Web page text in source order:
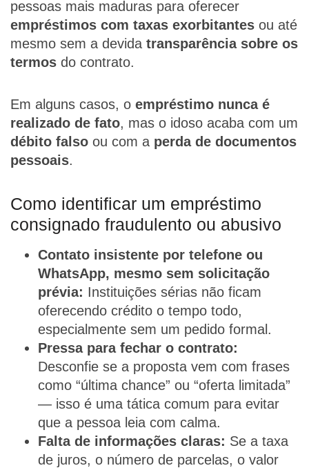
pessoas mais maduras para oferecer
empréstimos com taxas exorbitantes ou até
mesmo sem a devida transparência sobre os
termos do contrato.
Em alguns casos, o empréstimo nunca é
realizado de fato, mas o idoso acaba com um
débito falso ou com a perda de documentos
pessoais.
Como identificar um empréstimo
consignado fraudulento ou abusivo
Contato insistente por telefone ou
WhatsApp, mesmo sem solicitação
prévia: Instituições sérias não ficam
oferecendo crédito o tempo todo,
especialmente sem um pedido formal.
Pressa para fechar o contrato:
Desconfie se a proposta vem com frases
como “última chance” ou “oferta limitada”
— isso é uma tática comum para evitar
que a pessoa leia com calma.
Falta de informações claras: Se a taxa
de juros, o número de parcelas, o valor